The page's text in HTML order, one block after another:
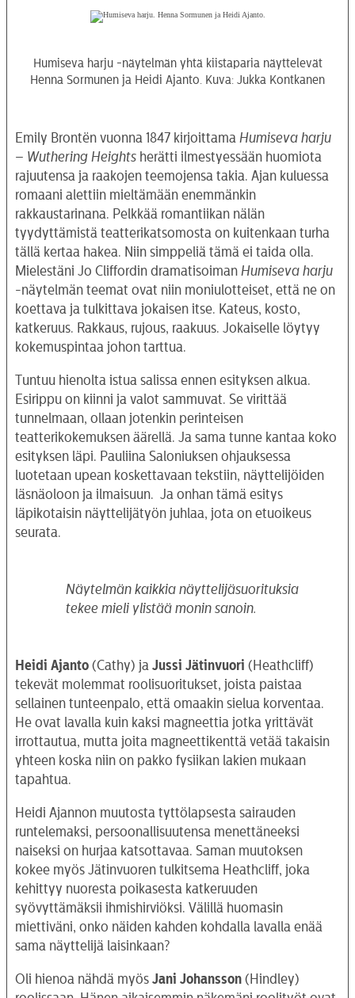
Humiseva harju -näytelmän yhtä kiistaparia näyttelevät
Henna Sormunen ja Heidi Ajanto. Kuva: Jukka Kontkanen
Emily Brontën vuonna 1847 kirjoittama Humiseva harju
– Wuthering Heights herätti ilmestyessään huomiota
rajuutensa ja raakojen teemojensa takia. Ajan kuluessa
romaani alettiin mieltämään enemmänkin
rakkaustarinana. Pelkkää romantiikan nälän
tyydyttämistä teatterikatsomosta on kuitenkaan turha
tällä kertaa hakea. Niin simppeliä tämä ei taida olla.
Mielestäni Jo Cliffordin dramatisoiman Humiseva harju
-näytelmän teemat ovat niin moniulotteiset, että ne on
koettava ja tulkittava jokaisen itse. Kateus, kosto,
katkeruus. Rakkaus, rujous, raakuus. Jokaiselle löytyy
kokemuspintaa johon tarttua.
Tuntuu hienolta istua salissa ennen esityksen alkua.
Esirippu on kiinni ja valot sammuvat. Se virittää
tunnelmaan, ollaan jotenkin perinteisen
teatterikokemuksen äärellä. Ja sama tunne kantaa koko
esityksen läpi. Pauliina Saloniuksen ohjauksessa
luotetaan upean koskettavaan tekstiin, näyttelijöiden
läsnäoloon ja ilmaisuun. Ja onhan tämä esitys
läpikotaisin näyttelijätyön juhlaa, jota on etuoikeus
seurata.
Näytelmän kaikkia näyttelijäsuorituksia
tekee mieli ylistää monin sanoin.
Heidi Ajanto (Cathy) ja Jussi Jätinvuori (Heathcliff)
tekevät molemmat roolisuoritukset, joista paistaa
sellainen tunteenpalo, että omaakin sielua korventaa.
He ovat lavalla kuin kaksi magneettia jotka yrittävät
irrottautua, mutta joita magneettikenttä vetää takaisin
yhteen koska niin on pakko fysiikan lakien mukaan
tapahtua.
Heidi Ajannon muutosta tyttölapsesta sairauden
runtelemaksi, persoonallisuutensa menettäneeksi
naiseksi on hurjaa katsottavaa. Saman muutoksen
kokee myös Jätinvuoren tulkitsema Heathcliff, joka
kehittyy nuoresta poikasesta katkeruuden
syövyttämäksii ihmishirviöksi. Välillä huomasin
miettiväni, onko näiden kahden kohdalla lavalla enää
sama näyttelijä laisinkaan?
Oli hienoa nähdä myös Jani Johansson (Hindley)